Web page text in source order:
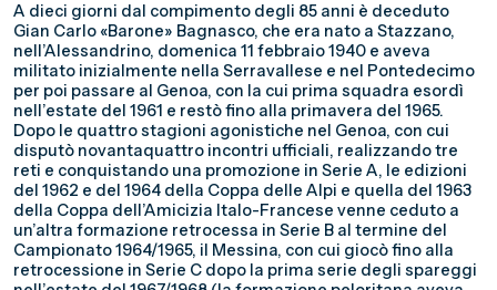
A dieci giorni dal compimento degli 85 anni è deceduto
Gian Carlo «Barone» Bagnasco, che era nato a Stazzano,
nell’Alessandrino, domenica 11 febbraio 1940 e aveva
militato inizialmente nella Serravallese e nel Pontedecimo
per poi passare al Genoa, con la cui prima squadra esordì
nell’estate del 1961 e restò fino alla primavera del 1965.
Dopo le quattro stagioni agonistiche nel Genoa, con cui
disputò novantaquattro incontri ufficiali, realizzando tre
reti e conquistando una promozione in Serie A, le edizioni
del 1962 e del 1964 della Coppa delle Alpi e quella del 1963
della Coppa dell’Amicizia Italo-Francese venne ceduto a
un’altra formazione retrocessa in Serie B al termine del
Campionato 1964/1965, il Messina, con cui giocò fino alla
retrocessione in Serie C dopo la prima serie degli spareggi